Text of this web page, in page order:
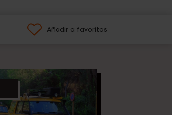
Añadir a favoritos